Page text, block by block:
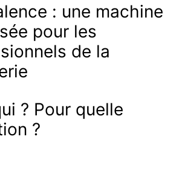
: une machine
pour les
de la
? Pour quelle
?